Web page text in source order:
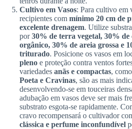
Cultivo em Vasos: Para cultivo em
recipientes com mínimo 20 cm de
excelente drenagem. Utilize
por30% de terra vegetal, 30% de
orgânico, 30% de areia grossa e
triturado. Posicione os vasos em
pleno e proteção contra ventos
variedades anãs e compactas,
Poeta e Cravinas, são as mais
desenvolvendo-se em touceiras
adubação em vasos deve ser mais
substrato esgota-se rapidamente.
cravo recompensará o cultivador
clássica e perfume inconfundível